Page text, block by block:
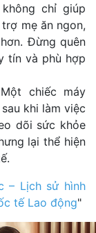
chỉ giúp
mẹ ăn ngon,
Đừng quên
tín và phù hợp
chiếc máy
khi làm việc
dõi sức khỏe
lại thể hiện
– Lịch sử hình
tế Lao động"